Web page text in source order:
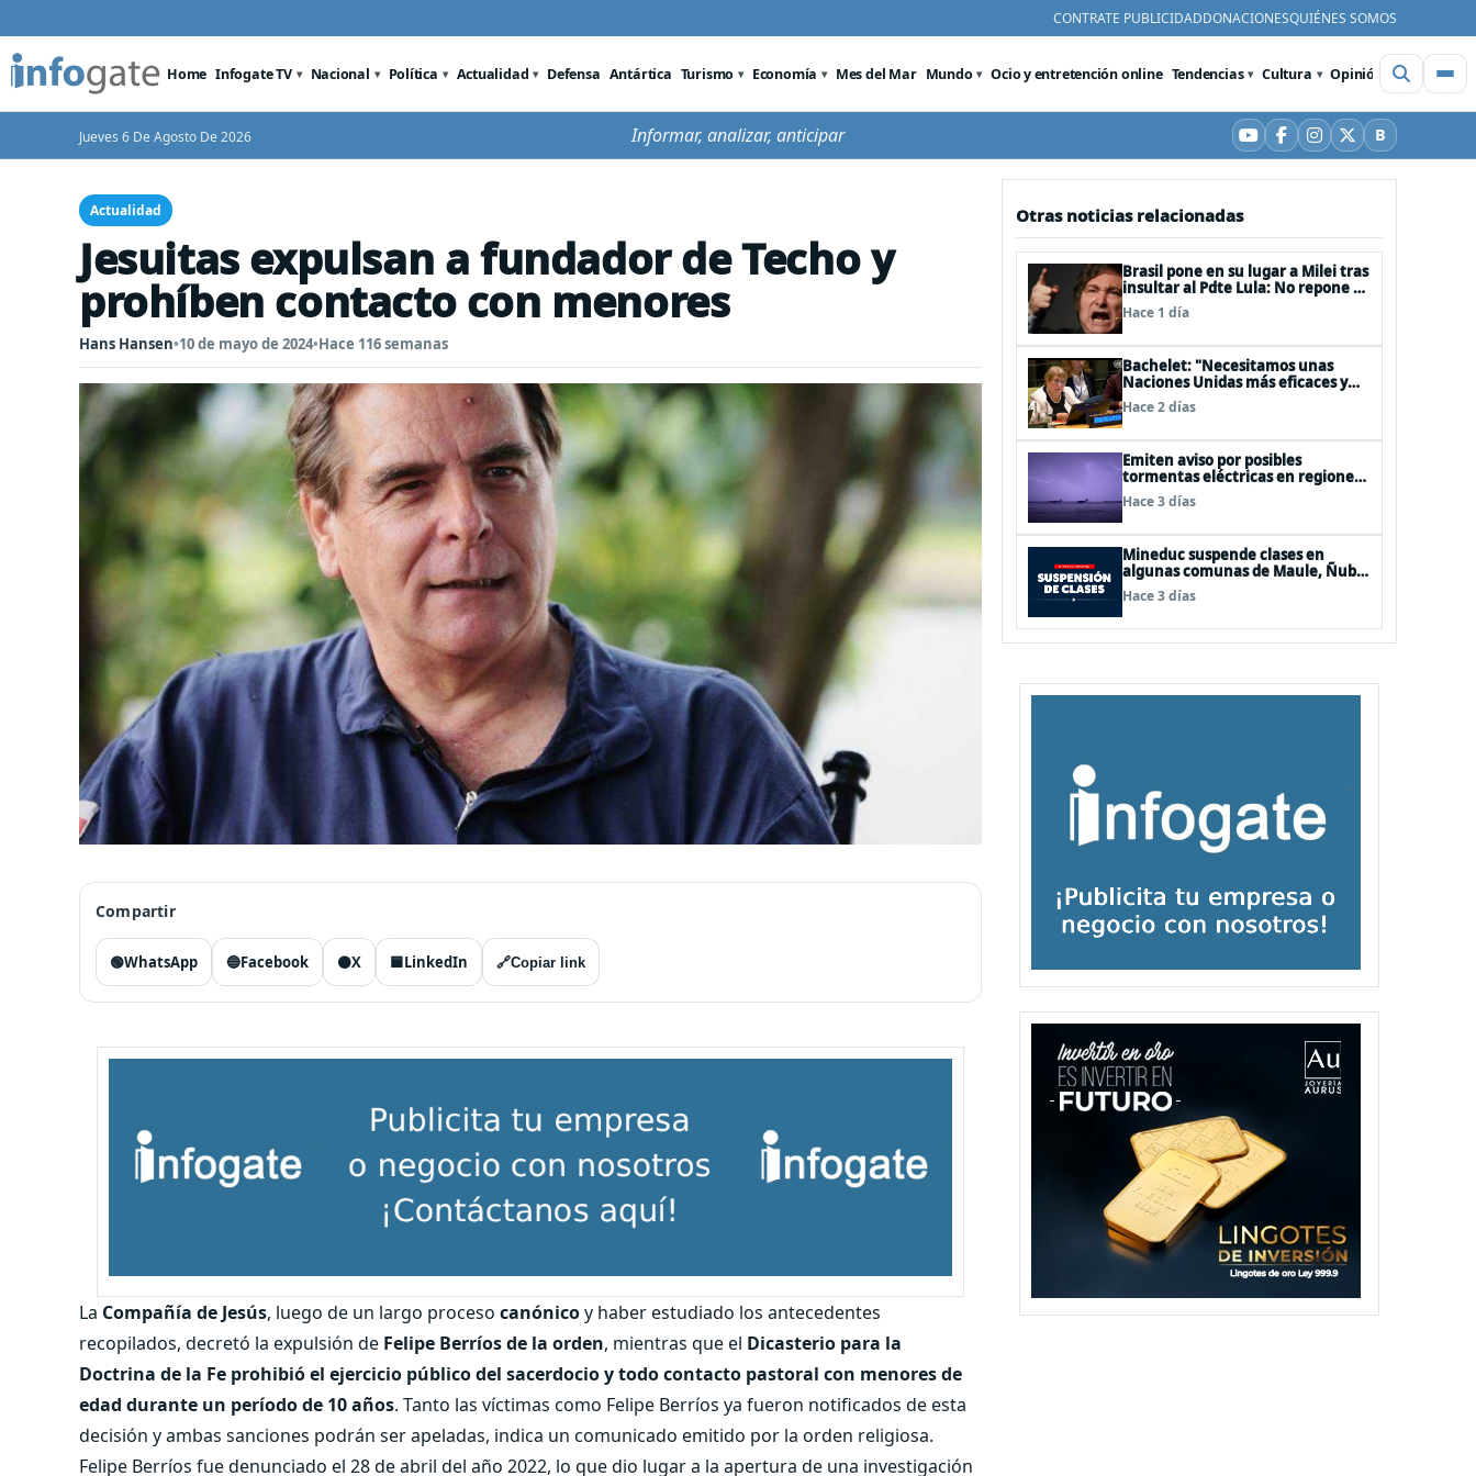
CONTRATE PUBLICIDADDONACIONESQUIÉNES SOMOS
Home Infogate TV Nacional Política Actualidad Defensa Antártica Turismo Economía Mes del Mar Mundo Ocio y entretención online Tendencias Cultura Opinión Videos
Jueves 6 De Agosto De 2026 Informar, analizar, anticipar YouTube
Facebook
Instagram
X BBluesky
Actualidad
Jesuitas expulsan a fundador de Techo y
prohíben contacto con menores
Hans Hansen•10 de mayo de 2024•Hace 116 semanas
Compartir
🟢WhatsApp 🔵Facebook ⚫X 🟦LinkedIn 🔗Copiar link
La Compañía de Jesús, luego de un largo proceso canónicoy haber estudiado los antecedentes
recopilados, decretó la expulsión de Felipe Berríos de la orden, mientras que el Dicasterio para la
Doctrina de la Fe prohibió el ejercicio público del sacerdocio y todo contacto pastoral con menores de
edad durante un período de 10 años. Tanto las víctimas como Felipe Berríos ya fueron notificados de esta
decisión y ambas sanciones podrán ser apeladas, indica un comunicado emitido por la orden religiosa.
Felipe Berríos fue denunciado el 28 de abril del año 2022, lo que dio lugar a la apertura de una investigación
Otras noticias relacionadas
Brasil pone en su lugar a Milei tras
insultar al Pdte Lula: No repone al
embajador en BBSS y rebaja la
relación bilateral
Hace 1 día
Bachelet: "Necesitamos unas
Naciones Unidas más eficaces y
cercanas a las personas"
Hace 2 días
Emiten aviso por posibles
tormentas eléctricas en regiones
de Los Lagos y Aysén
Hace 3 días
Mineduc suspende clases en
algunas comunas de Maule, Ñuble
y La Araucanía para este lunes
Hace 3 días